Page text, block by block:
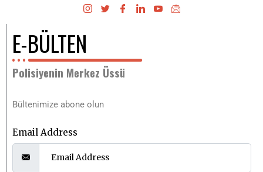
E-BÜLTEN
Polisiyenin Merkez Üssü
Bültenimize abone olun
Email Address